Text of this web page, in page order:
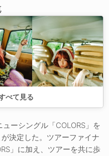
べて見る
ーシングル「COLORS」を
決定した。ツアーファイナ
」に加え、ツアーを共に歩